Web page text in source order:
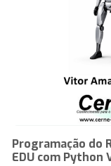
Programação do
EDU com Python